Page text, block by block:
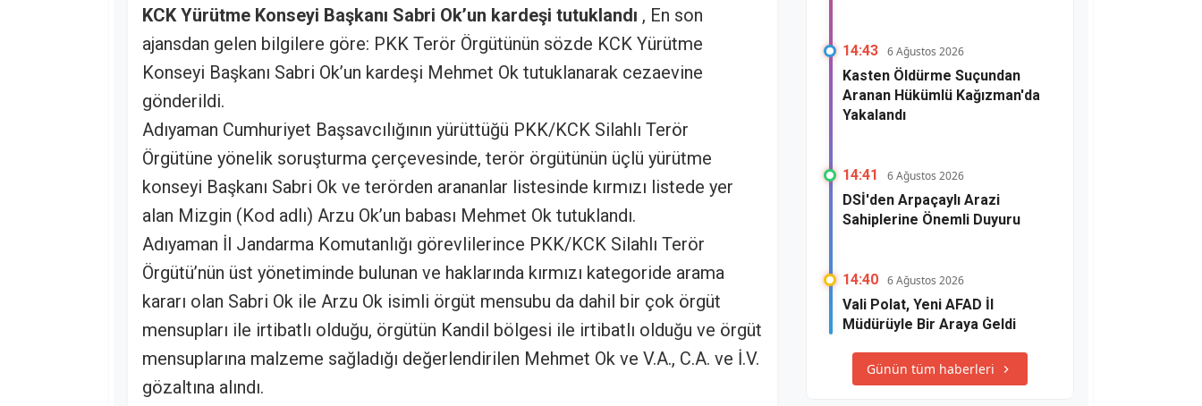
KCK Yürütme Konseyi Başkanı Sabri Ok’un kardeşi tutuklandı , En son
ajansdan gelen bilgilere göre: PKK Terör Örgütünün sözde KCK Yürütme
Konseyi Başkanı Sabri Ok’un kardeşi Mehmet Ok tutuklanarak cezaevine
gönderildi.
Adıyaman Cumhuriyet Başsavcılığının yürüttüğü PKK/KCK Silahlı Terör
Örgütüne yönelik soruşturma çerçevesinde, terör örgütünün üçlü yürütme
konseyi Başkanı Sabri Ok ve terörden arananlar listesinde kırmızı listede yer
alan Mizgin (Kod adlı) Arzu Ok’un babası Mehmet Ok tutuklandı.
Adıyaman İl Jandarma Komutanlığı görevlilerince PKK/KCK Silahlı Terör
Örgütü’nün üst yönetiminde bulunan ve haklarında kırmızı kategoride arama
kararı olan Sabri Ok ile Arzu Ok isimli örgüt mensubu da dahil bir çok örgüt
mensupları ile irtibatlı olduğu, örgütün Kandil bölgesi ile irtibatlı olduğu ve örgüt
mensuplarına malzeme sağladığı değerlendirilen Mehmet Ok ve V.A., C.A. ve İ.V.
gözaltına alındı.
14:43 6 Ağustos 2026
Kasten Öldürme Suçundan
Aranan Hükümlü Kağızman'da
Yakalandı
14:41 6 Ağustos 2026
DSİ'den Arpaçaylı Arazi
Sahiplerine Önemli Duyuru
14:40 6 Ağustos 2026
Vali Polat, Yeni AFAD İl
Müdürüyle Bir Araya Geldi
Günün tüm haberleri